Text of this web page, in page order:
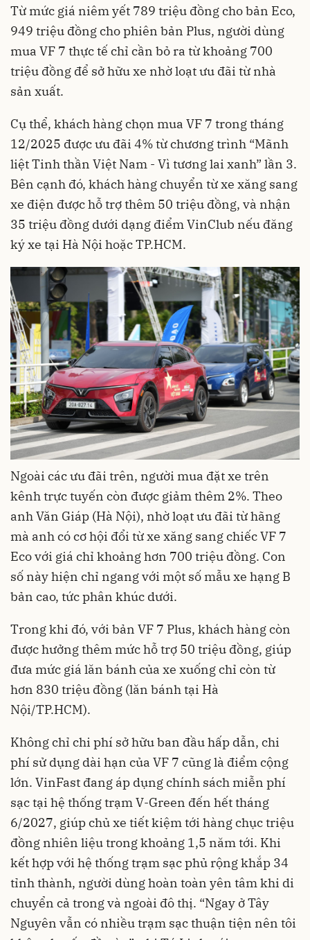
Từ mức giá niêm yết 789 triệu đồng cho bản Eco,
949 triệu đồng cho phiên bản Plus, người dùng
mua VF 7 thực tế chỉ cần bỏ ra từ khoảng 700
triệu đồng để sở hữu xe nhờ loạt ưu đãi từ nhà
sản xuất.
Cụ thể, khách hàng chọn mua VF 7 trong tháng
12/2025 được ưu đãi 4% từ chương trình “Mãnh
liệt Tinh thần Việt Nam - Vì tương lai xanh” lần 3.
Bên cạnh đó, khách hàng chuyển từ xe xăng sang
xe điện được hỗ trợ thêm 50 triệu đồng, và nhận
35 triệu đồng dưới dạng điểm VinClub nếu đăng
ký xe tại Hà Nội hoặc TP.HCM.
Ngoài các ưu đãi trên, người mua đặt xe trên
kênh trực tuyến còn được giảm thêm 2%. Theo
anh Văn Giáp (Hà Nội), nhờ loạt ưu đãi từ hãng
mà anh có cơ hội đổi từ xe xăng sang chiếc VF 7
Eco với giá chỉ khoảng hơn 700 triệu đồng. Con
số này hiện chỉ ngang với một số mẫu xe hạng B
bản cao, tức phân khúc dưới.
Trong khi đó, với bản VF 7 Plus, khách hàng còn
được hưởng thêm mức hỗ trợ 50 triệu đồng, giúp
đưa mức giá lăn bánh của xe xuống chỉ còn từ
hơn 830 triệu đồng (lăn bánh tại Hà
Nội/TP.HCM).
Không chỉ chi phí sở hữu ban đầu hấp dẫn, chi
phí sử dụng dài hạn của VF 7 cũng là điểm cộng
lớn. VinFast đang áp dụng chính sách miễn phí
sạc tại hệ thống trạm V-Green đến hết tháng
6/2027, giúp chủ xe tiết kiệm tới hàng chục triệu
đồng nhiên liệu trong khoảng 1,5 năm tới. Khi
kết hợp với hệ thống trạm sạc phủ rộng khắp 34
tỉnh thành, người dùng hoàn toàn yên tâm khi di
chuyển cả trong và ngoài đô thị. “Ngay ở Tây
Nguyên vẫn có nhiều trạm sạc thuận tiện nên tôi